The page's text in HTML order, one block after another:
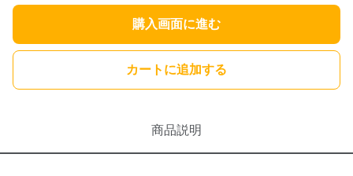
購入画面に進む
カートに追加する
商品説明